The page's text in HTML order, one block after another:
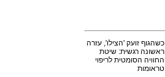
כשהגוף זועק 'הצילו', עזרה
ראשונה רגשית: שיטת
החוויה הסומטית לריפוי
טראומות